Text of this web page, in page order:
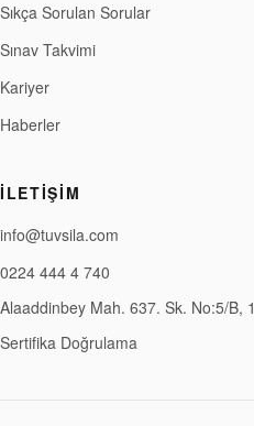
Sıkça Sorulan Sorular
Sınav Takvimi
Kariyer
Haberler
İLETIŞIM
info@tuvsila.com
0224 444 4 740
Alaaddinbey Mah. 637. Sk. No:5/B,
Sertifika Doğrulama